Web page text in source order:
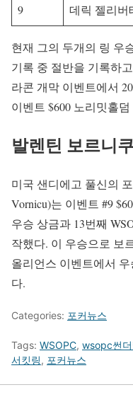
9 데릭 젤리버
현재 그의 두개의 링 우
기록 중 절반을 기록하
라콘 개막 이벤트에서
이벤트 $600 노리밋홀
발렌틴 보르니
미국 샌디에고 풀신의
Vornicu)는 이벤트 #9
우승 상금과 13번째
작했다. 이 우승으로 보
올리언스 이벤트에서
다.
Categories: 포커뉴스
Tags: WSOPC, wsopc썬더
서킷링, 포커뉴스